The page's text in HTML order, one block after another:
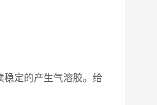
稳定的产生气溶胶。给